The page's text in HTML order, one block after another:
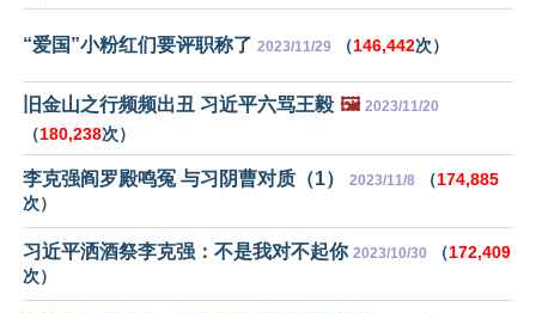
“爱国”小粉红们要评职称了 2023/11/29 （146,442次）
旧金山之行频频出丑 习近平六骂王毅 🖼️ 2023/11/20
（180,238次）
李克强阎罗殿鸣冤 与习阴曹对质（1） 2023/11/8 （174,885
次）
习近平洒酒祭李克强：不是我对不起你 2023/10/30 （172,409
次）